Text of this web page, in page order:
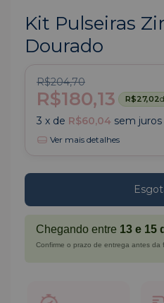
Kit Pulseiras
Dourado
R$180,13 R$27,02
R$204,70
3 x de R$60,04 sem juros
Ver mais detalhes
Chegando entre 13 e 15
Confirme o prazo de entrega antes da